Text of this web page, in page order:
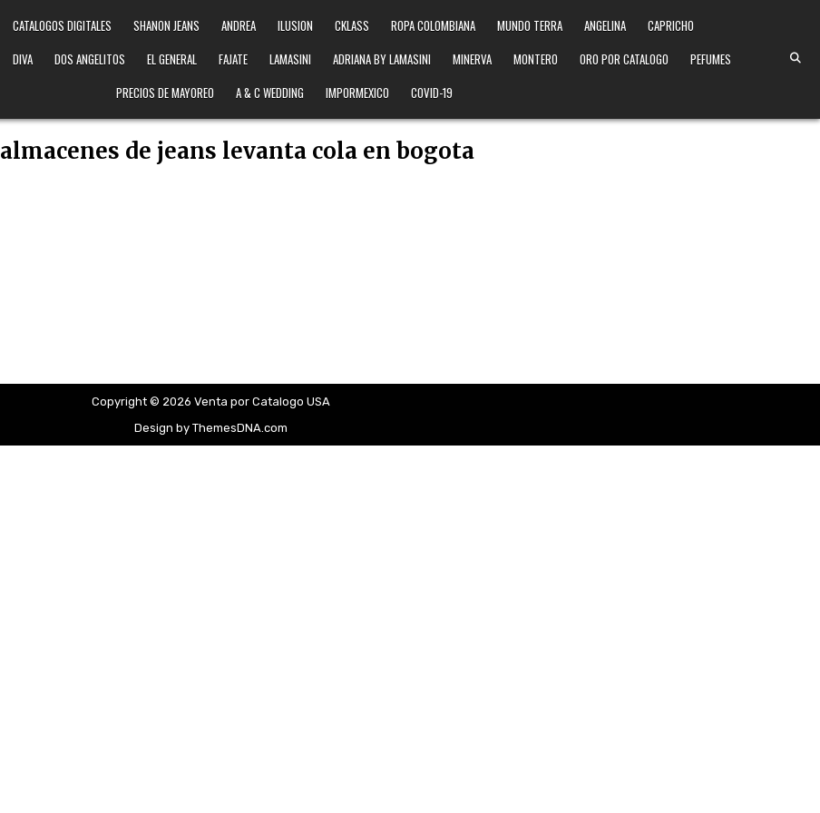
CATALOGOS DIGITALES SHANON JEANS ANDREA ILUSION CKLASS ROPA COLOMBIANA MUNDO TERRA ANGELINA
CAPRICHO
DIVA DOS ANGELITOS EL GENERAL FAJATE LAMASINI ADRIANA BY LAMASINI MINERVA MONTERO ORO POR CATALOGO
PEFUMES
PRECIOS DE MAYOREO
A & C WEDDING IMPORMEXICO COVID-19
almacenes de jeans levanta cola en bogota
Copyright © 2026 Venta por Catalogo USA
Design by ThemesDNA.com